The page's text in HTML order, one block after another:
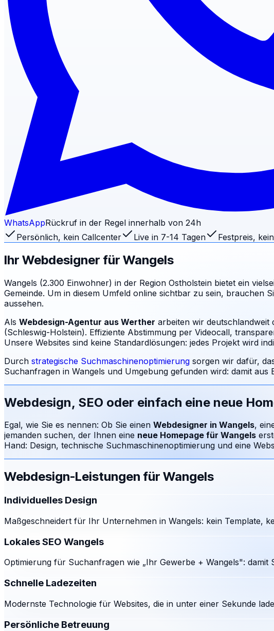
WhatsAppRückruf in der Regel innerhalb von 24h
Persönlich, kein Callcenter
Live in 7-14 Tagen Festpreis,
Ihr Webdesigner für Wangels
Wangels (2.300 Einwohner) in der Region Ostholstein bietet ein
Gemeinde. Um in diesem Umfeld online sichtbar zu sein, brauchen
aussehen.
Als Webdesign-Agentur aus Werther arbeiten wir deutschlandweit
(Schleswig-Holstein). Effiziente Abstimmung per Videocall,
Unsere Websites sind keine Standardlösungen: jedes Projekt wird
Durch strategische Suchmaschinenoptimierung sorgen wir dafür,
Suchanfragen in Wangels und Umgebung gefunden wird: damit aus
Webdesign, SEO oder einfach eine neue
Egal, wie Sie es nennen: Ob Sie einen Webdesigner in Wangels,
jemanden suchen, der Ihnen eine neue Homepage für Wangels
Hand: Design, technische Suchmaschinenoptimierung und eine
Webdesign-Leistungen für Wangels
Individuelles Design
Maßgeschneidert für Ihr Unternehmen in Wangels: kein Template,
Lokales SEO Wangels
Optimierung für Suchanfragen wie „Ihr Gewerbe + Wangels": damit
Schnelle Ladezeiten
Modernste Technologie für Websites, die in unter einer Sekunde
Persönliche Betreuung